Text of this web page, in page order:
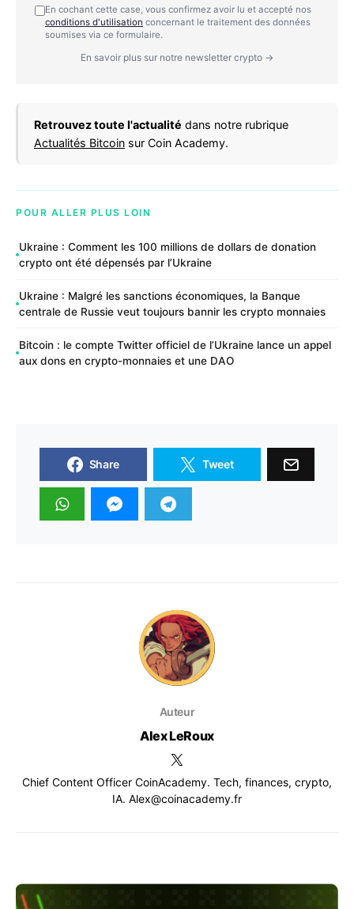
En cochant cette case, vous confirmez avoir lu et accepté nos
conditions d'utilisation concernant le traitement des données
soumises via ce formulaire.
En savoir plus sur notre newsletter crypto →
Retrouvez toute l'actualité dans notre rubrique
Actualités Bitcoin sur Coin Academy.
POUR ALLER PLUS LOIN
Ukraine : Comment les 100 millions de dollars de donation
crypto ont été dépensés par l’Ukraine
Ukraine : Malgré les sanctions économiques, la Banque
centrale de Russie veut toujours bannir les crypto monnaies
Bitcoin : le compte Twitter officiel de l’Ukraine lance un appel
aux dons en crypto-monnaies et une DAO
Share Tweet
Auteur
Alex LeRoux
Chief Content Officer CoinAcademy. Tech, finances, crypto,
IA. Alex@coinacademy.fr